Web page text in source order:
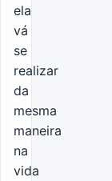
ela
vá
se
realizar
da
mesma
maneira
na
vida